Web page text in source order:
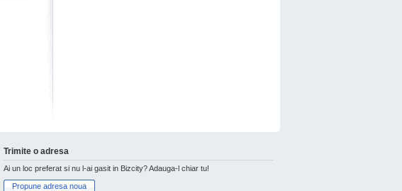
Trimite o adresa
Ai un loc preferat si nu l-ai gasit in Bizcity? Adauga-l chiar tu!
Propune adresa noua